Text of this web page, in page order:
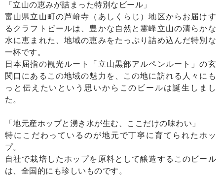
「立山の恵みが詰まった特別なビール」
富山県立山町の芦峅寺（あしくらじ）地区からお届けす
るクラフトビールは、豊かな自然と霊峰立山の清らかな
水に恵まれた、地域の恵みをたっぷり詰め込んだ特別な
一杯です。
日本屈指の観光ルート「立山黒部アルペンルート」の玄
関口にあるこの地域の魅力を、この地に訪れる人々にも
っと伝えたいという思いからこのビールは誕生しまし
た。
「地元産ホップと湧き水が生む、ここだけの味わい」
特にこだわっているのが地元で丁寧に育てられたホッ
プ。
自社で栽培したホップを原料として醸造するこのビール
は、全国的にも珍しいものです。